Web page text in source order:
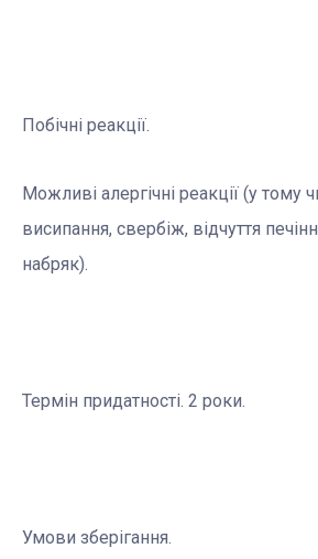
Побічні реакції.
Можливі алергiчнi реакцiї (у тому
висипання, свербіж, відчуття
набряк).
Термін придатності. 2 роки.
Умови зберігання.